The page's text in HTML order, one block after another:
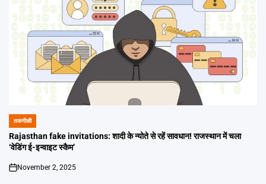
POSTED
IN
तकनीकी
Rajasthan fake invitations: शादी के न्योते से रहें सावधान! राजस्थान में चला
‘वेडिंग ई-इन्वाइट स्कैम’
on
November 2, 2025